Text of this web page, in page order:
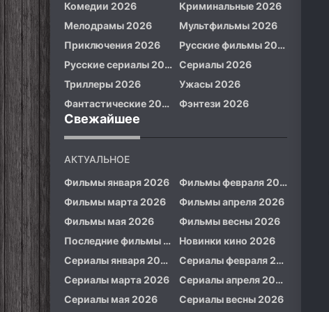
Комедии 2026
Криминальные 2026
Мелодрамы 2026
Мультфильмы 2026
Приключения 2026
Русские фильмы 2026
Русские сериалы 2026 Сериалы 2026
Триллеры 2026
Ужасы 2026
Фантастические 2026
Фэнтези 2026
Свежайшее
АКТУАЛЬНОЕ
Фильмы января 2026
Фильмы февраля 2026
Фильмы марта 2026
Фильмы апреля 2026
Фильмы мая 2026
Фильмы весны 2026
Последние фильмы 2026
Новинки кино 2026
Сериалы января 2026
Сериалы февраля 2026
Сериалы марта 2026
Сериалы апреля 2026
Сериалы мая 2026
Сериалы весны 2026